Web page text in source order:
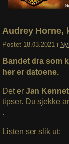
Søk
Audrey Horne,
Postet 18.03.2021 i
Bandet dra som
her er datoene.
Det er Jan
tipser. Du sjekke
.
Listen ser slik ut: